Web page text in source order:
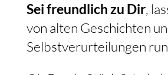
Sei freundlich zu Dir,
von alten Geschichten
Selbstverurteilungen